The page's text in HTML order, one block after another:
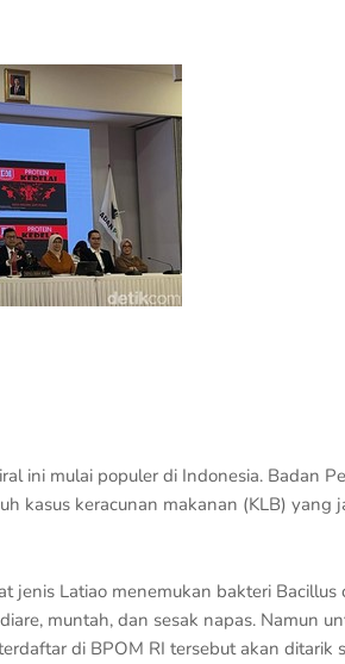
ini mulai populer di Indonesia. Badan
kasus keracunan makanan (KLB)
jenis Latiao menemukan bakteri
muntah, dan sesak napas. Namun
di BPOM RI tersebut akan